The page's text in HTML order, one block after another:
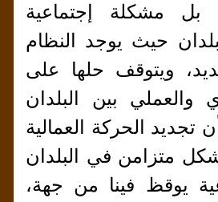
بل مشكلة إجتماعية
حيث يوجد النظام
ويتوقف حلها على
والعملي بين البلدان
تجديد الحركة العمالية
متزامن في البلدان
يوقظ فينا من جهة،